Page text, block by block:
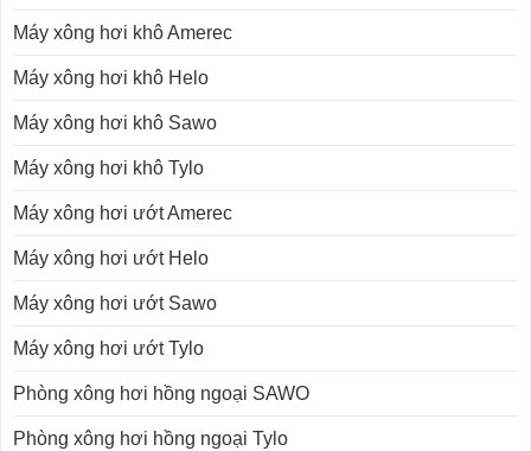
Máy xông hơi khô Amerec
Máy xông hơi khô Helo
Máy xông hơi khô Sawo
Máy xông hơi khô Tylo
Máy xông hơi ướt Amerec
Máy xông hơi ướt Helo
Máy xông hơi ướt Sawo
Máy xông hơi ướt Tylo
Phòng xông hơi hồng ngoại SAWO
Phòng xông hơi hồng ngoại Tylo